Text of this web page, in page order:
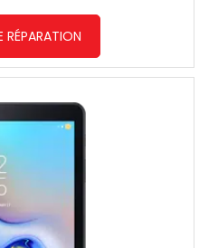
RÉPARATION